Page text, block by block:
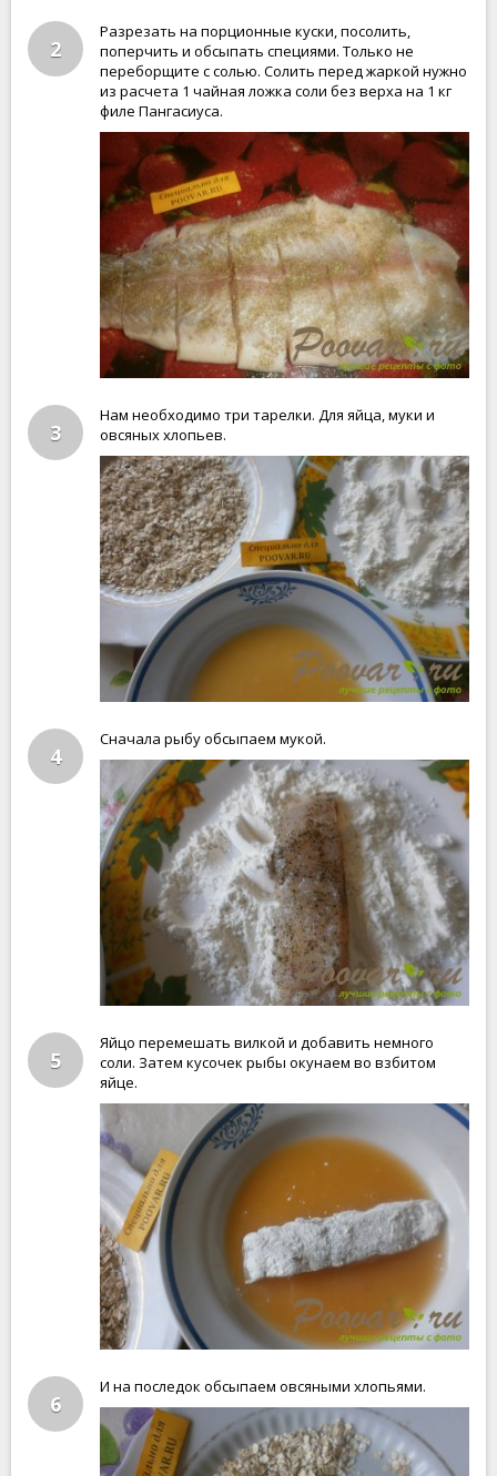
2
Разрезать на порционные куски, посолить,
поперчить и обсыпать специями. Только не
переборщите с солью. Солить перед жаркой нужно
из расчета 1 чайная ложка соли без верха на 1 кг
филе Пангасиуса.
3
Нам необходимо три тарелки. Для яйца, муки и
овсяных хлопьев.
4
Сначала рыбу обсыпаем мукой.
5
Яйцо перемешать вилкой и добавить немного
соли. Затем кусочек рыбы окунаем во взбитом
яйце.
6
И на последок обсыпаем овсяными хлопьями.